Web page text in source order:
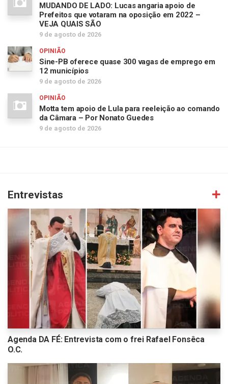
MUDANDO DE LADO: Lucas angaria apoio de
Prefeitos que votaram na oposição em 2022 –
VEJA QUAIS SÃO
9 de agosto de 2026
OPINIÃO
Sine-PB oferece quase 300 vagas de emprego em
12 municípios
9 de agosto de 2026
OPINIÃO
Motta tem apoio de Lula para reeleição ao comando
da Câmara – Por Nonato Guedes
9 de agosto de 2026
Entrevistas
Agenda DA FÉ: Entrevista com o frei Rafael Fonsêca
O.C.